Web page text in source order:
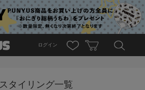
ログイン
スタイリング一覧